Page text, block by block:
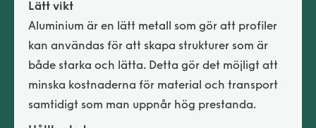
Lätt vikt
Aluminium är en lätt metall som gör att profiler
kan användas för att skapa strukturer som är
både starka och lätta. Detta gör det möjligt att
minska kostnaderna för material och transport
samtidigt som man uppnår hög prestanda.